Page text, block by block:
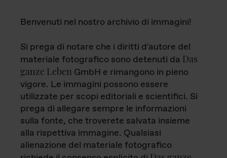
Benvenuti nel nostro archivio di immagini!
Si prega di notare che i diritti d'autore del
materiale fotografico sono detenuti da Das
ganze Leben GmbH e rimangono in pieno
vigore. Le immagini possono essere
utilizzate per scopi editoriali e scientifici. Si
prega di allegare sempre le informazioni
sulla fonte, che troverete salvata insieme
alla rispettiva immagine. Qualsiasi
alienazione del materiale fotografico